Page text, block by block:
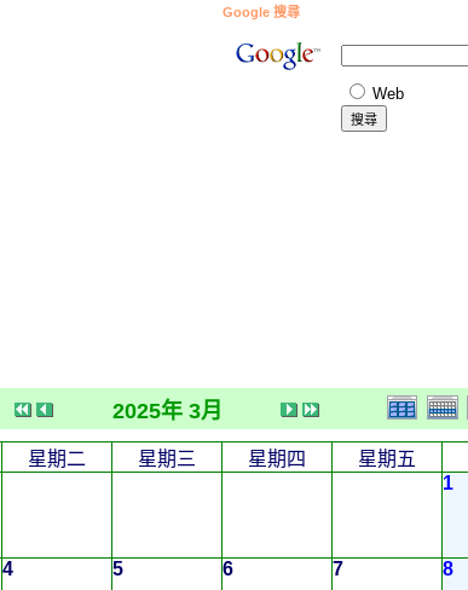
Google 搜尋
Web
2025年 3月
星期二 星期三 星期四 星期五
1
4 5 6 7 8